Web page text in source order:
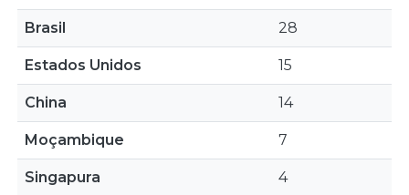
Brasil 28
Estados Unidos 15
China 14
Moçambique 7
Singapura 4